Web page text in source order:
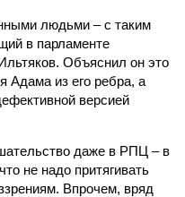
людьми – с таким
в парламенте
Объяснил он это
Адама из его ребра, а
версией
даже в РПЦ – в
не надо притягивать
Впрочем, вряд